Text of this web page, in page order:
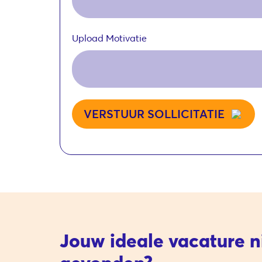
Upload Motivatie
VERSTUUR SOLLICITATIE
Jouw ideale vacature